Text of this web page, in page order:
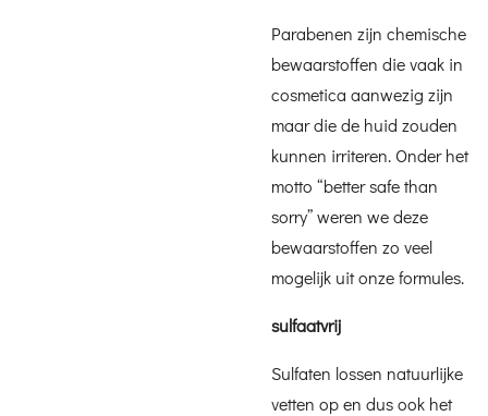
Parabenen zijn chemische
bewaarstoffen die vaak in
cosmetica aanwezig zijn
maar die de huid zouden
kunnen irriteren. Onder het
motto “better safe than
sorry” weren we deze
bewaarstoffen zo veel
mogelijk uit onze formules.
sulfaatvrij
Sulfaten lossen natuurlijke
vetten op en dus ook het